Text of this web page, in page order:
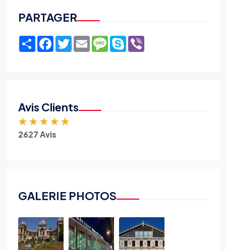
PARTAGER
ShareFacebook
TwitterEmailMessage
Skype
Avis Clients
★ ★ ★ ★ ★
2627 Avis
GALERIE PHOTOS